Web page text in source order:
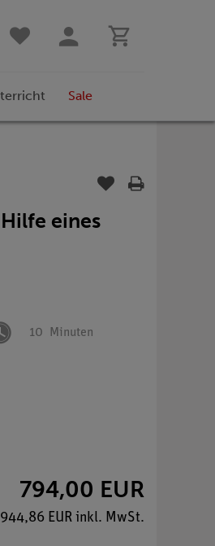
Sale
eines
10 Minuten
794,00 EUR
944,86 EUR inkl. MwSt.